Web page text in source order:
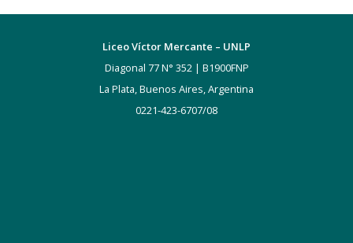
Liceo Víctor Mercante – UNLP
Diagonal 77 N° 352 | B1900FNP
La Plata, Buenos Aires, Argentina
0221-423-6707/08